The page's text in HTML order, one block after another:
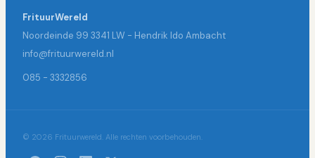
FrituurWereld
Noordeinde 99 3341 LW - Hendrik Ido Ambacht
info@frituurwereld.nl
085 - 3332856
© 2026 Frituurwereld. Alle rechten voorbehouden.